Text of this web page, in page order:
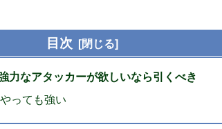
目次
力なアタッカーが欲しいなら引くべき
っても強い